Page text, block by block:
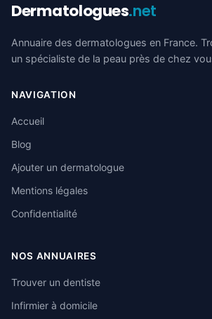
Dermatologues.net
Annuaire des dermatologues en France.
un spécialiste de la peau près de chez
NAVIGATION
Accueil
Blog
Ajouter un dermatologue
Mentions légales
Confidentialité
NOS ANNUAIRES
Trouver un dentiste
Infirmier à domicile